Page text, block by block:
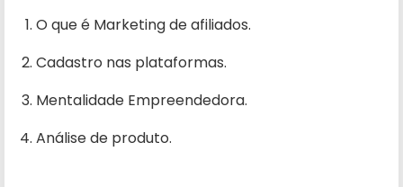
O que é Marketing de afiliados.
Cadastro nas plataformas.
Mentalidade Empreendedora.
Análise de produto.